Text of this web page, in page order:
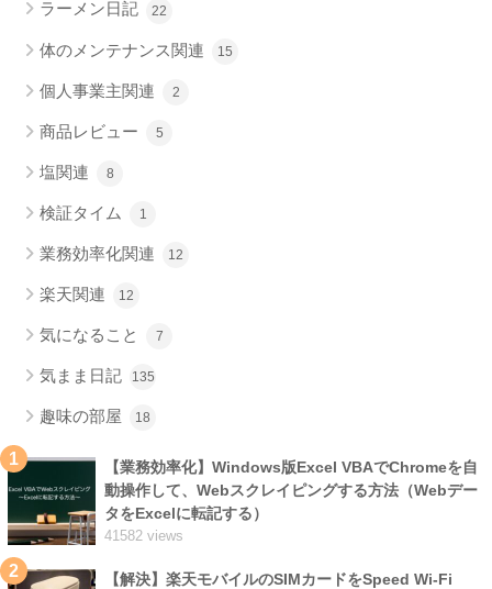
ラーメン日記 22
体のメンテナンス関連 15
個人事業主関連 2
商品レビュー 5
塩関連 8
検証タイム 1
業務効率化関連 12
楽天関連 12
気になること 7
気まま日記 135
趣味の部屋 18
1
【業務効率化】Windows版Excel VBAでChromeを自
動操作して、Webスクレイピングする方法（Webデー
タをExcelに転記する）
41582 views
2
【解決】楽天モバイルのSIMカードをSpeed Wi-Fi